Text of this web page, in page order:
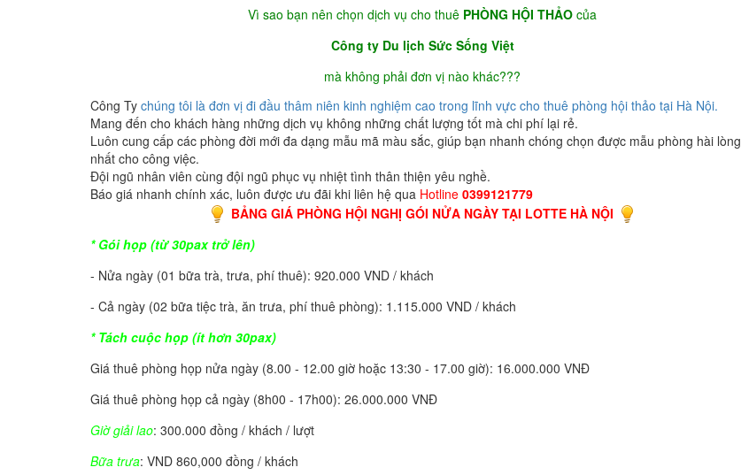
Vì sao bạn nên chọn dịch vụ cho thuê PHÒNG HỘI THẢO của
Công ty Du lịch Sức Sống Việt
mà không phải đơn vị nào khác???
Công Ty chúng tôi là đơn vị đi đầu thâm niên kinh nghiệm cao trong lĩnh vực cho thuê phòng hội thảo tại Hà Nội.
Mang đến cho khách hàng những dịch vụ không những chất lượng tốt mà chi phí lại rẻ.
Luôn cung cấp các phòng đời mới đa dạng mẫu mã màu sắc, giúp bạn nhanh chóng chọn được mẫu phòng hài lòng
nhất cho công việc.
Đội ngũ nhân viên cùng đội ngũ phục vụ nhiệt tình thân thiện yêu nghề.
Báo giá nhanh chính xác, luôn được ưu đãi khi liên hệ qua Hotline 0399121779
BẢNG GIÁ PHÒNG HỘI NGHỊ GÓI NỬA NGÀY TẠI LOTTE HÀ NỘI
* Gói họp (từ 30pax trở lên)
- Nửa ngày (01 bữa trà, trưa, phí thuê): 920.000 VND / khách
- Cả ngày (02 bữa tiệc trà, ăn trưa, phí thuê phòng): 1.115.000 VND / khách
* Tách cuộc họp (ít hơn 30pax)
Giá thuê phòng họp nửa ngày (8.00 - 12.00 giờ hoặc 13:30 - 17.00 giờ): 16.000.000 VNĐ
Giá thuê phòng họp cả ngày (8h00 - 17h00): 26.000.000 VNĐ
Giờ giải lao: 300.000 đồng / khách / lượt
Bữa trưa: VND 860,000 đồng / khách